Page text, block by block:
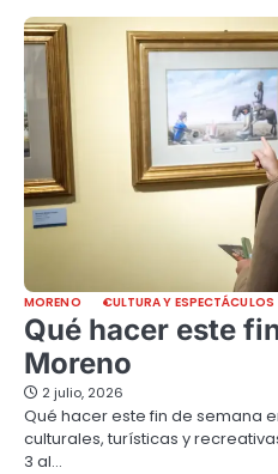
MORENO CULTURA Y ESPECTÁCULOS
Qué hacer este
Moreno
2 julio, 2026
Qué hacer este fin de semana
culturales, turísticas y
3 al…